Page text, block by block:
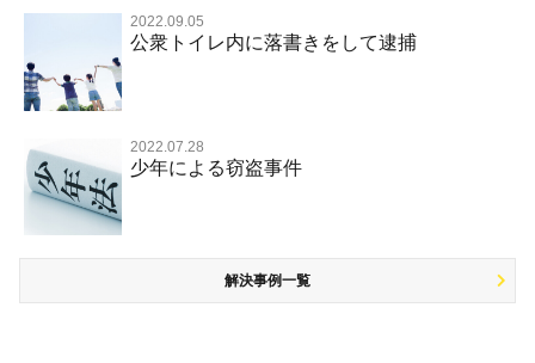
事件のことを秘密にしたい
被害届・告訴・告発されたら
公務執行妨害罪
逮捕・監禁
暴行・傷害
略取・誘拐・人身売買
不同意わいせつ（旧 強制わいせつ，準強制わいせつ）
公然わいせつ罪，わいせつ物頒布等罪，淫行勧誘罪
児童ポルノ リベンジポルノ
盗撮，のぞき行為
窃盗罪
恐喝
盗品売買・譲り受け等
覚せい剤
危険ドラッグ
大麻
麻薬及び向精神薬
交通違反・交通事故 TOP
交通事故 交通違反と刑事事件
自転車事故
人身事故・死亡事故
無免許運転
その他 TOP
児童虐待・保護責任者遺棄
住居侵入等
銃刀法違反
ストーカー事件
司法取引・刑事免責
取調べの注意点
少年事件の手続と特色
少年事件の処分
被害届・告訴・告発の不安や悩み
2022.09.05
公衆トイレ内に落書きをして逮捕
2022.07.28
少年による窃盗事件
解決事例一覧